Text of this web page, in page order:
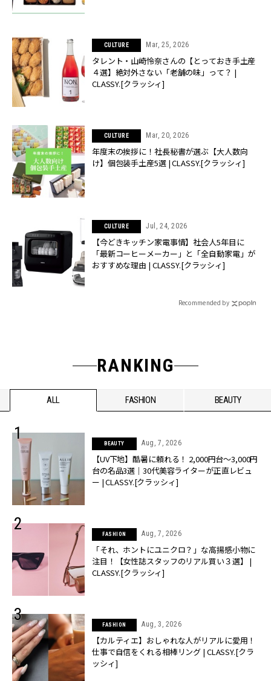
CULTURE Mar, 25, 2026
タレント・山崎怜奈さんの【とっておき手土産
４選】絶対外さない「老舗の味」って？ |
CLASSY.[クラッシィ]
CULTURE Mar, 20, 2026
年度末の挨拶に！社長秘書が選ぶ【大人数向
け】個包装手土産5選 | CLASSY.[クラッシィ]
CULTURE Jul, 24, 2026
【今どきキッチン家電事情】社会人5年目に
「最新コーヒーメーカー」と「全自動家電」が
おすすめな理由 | CLASSY.[クラッシィ]
Recommended by
RANKING
ALL FASHION BEAUTY
BEAUTY Aug, 7, 2026
【UV下地】酷暑に頼れる！ 2,000円台〜3,000円
台の名品3選｜30代美容ライターが正直レビュ
ー | CLASSY.[クラッシィ]
FASHION Aug, 7, 2026
「それ、ホントにユニクロ？」な高揚感小物に
注目！【女性誌スタッフのリアル買い３選】 |
CLASSY.[クラッシィ]
FASHION Aug, 3, 2026
【カルティエ】おしゃれな人がリアルに愛用！
仕事で自信をくれる相棒リング | CLASSY.[クラ
ッシィ]